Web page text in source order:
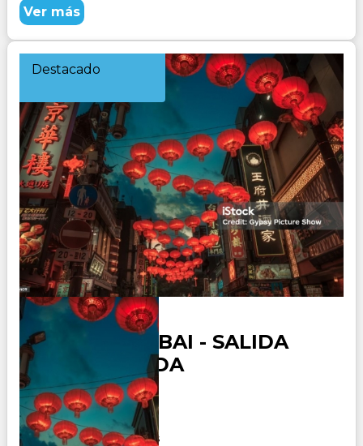
Ver más
Destacado
JAPON y DUBAI - SALIDA
ACOMPAÑADA
Duración:
18Días17Noches